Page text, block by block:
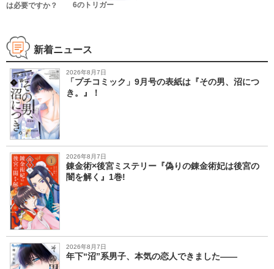
は必要ですか？
6のトリガー
新着ニュース
2026年8月7日
「プチコミック」9月号の表紙は『その男、沼につ
き。』！
2026年8月7日
錬金術×後宮ミステリー『偽りの錬金術妃は後宮の
闇を解く』1巻!
2026年8月7日
年下“沼”系男子、本気の恋人できました――